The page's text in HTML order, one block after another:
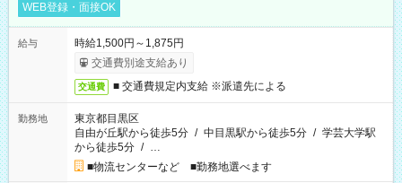
WEB登録・面接OK
給与
時給1,500円～1,875円
交通費別途支給あり
交通費 ■ 交通費規定内支給 ※派遣先による
勤務地
東京都目黒区
自由が丘駅から徒歩5分 / 中目黒駅から徒歩5分 / 学芸大学駅
から徒歩5分 / …
■物流センターなど ■勤務地選べます